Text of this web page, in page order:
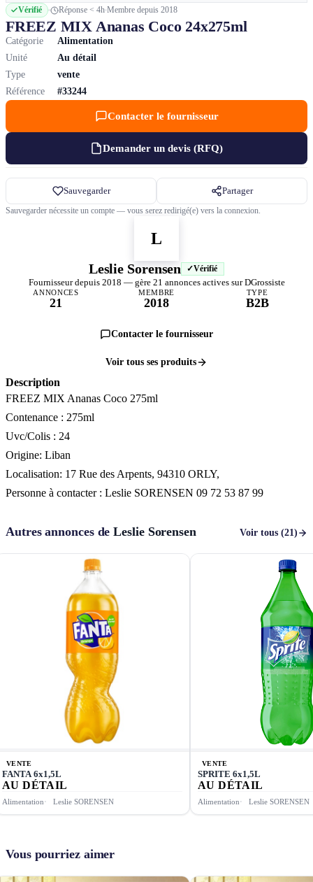
Vérifié Réponse < 4h Membre depuis 2018
FREEZ MIX Ananas Coco 24x275ml
Catégorie
Alimentation
Unité
Au détail
Type
vente
Référence
#33244
Contacter le fournisseur
Demander un devis (RFQ)
Sauvegarder Partager
Sauvegarder nécessite un compte — vous serez redirigé(e) vers la connexion.
L
Leslie Sorensen Vérifié
Fournisseur depuis 2018 — gère 21 annonces actives sur DGrossiste
ANNONCES
21
MEMBRE
2018
TYPE
B2B
Contacter le fournisseur
Voir tous ses produits
Description
FREEZ MIX Ananas Coco 275ml
Contenance : 275ml
Uvc/Colis : 24
Origine: Liban
Localisation: 17 Rue des Arpents, 94310 ORLY,
Personne à contacter : Leslie SORENSEN 09 72 53 87 99
Autres annonces deLeslie Sorensen Voir tous (21)
VENTE
FANTA 6x1,5L
AU DÉTAIL
Alimentation Leslie SORENSEN
VENTE
SPRITE 6x1,5L
AU DÉTAIL
Alimentation Leslie SORENSEN
Vous pourriez aimer